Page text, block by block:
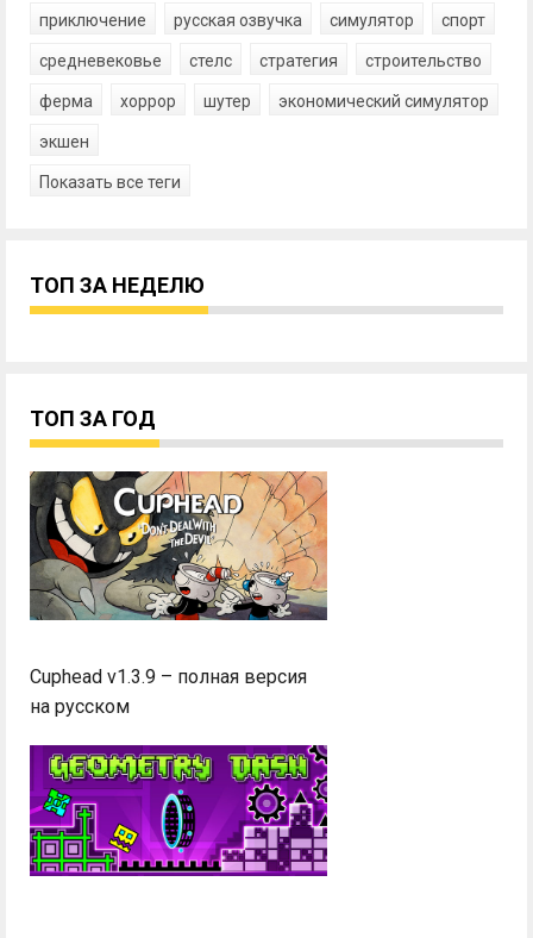
приключение русская озвучка симулятор спорт
средневековье стелс стратегия строительство
ферма хоррор шутер экономический симулятор
экшен
Показать все теги
ТОП ЗА НЕДЕЛЮ
ТОП ЗА ГОД
Cuphead v1.3.9 – полная версия
на русском